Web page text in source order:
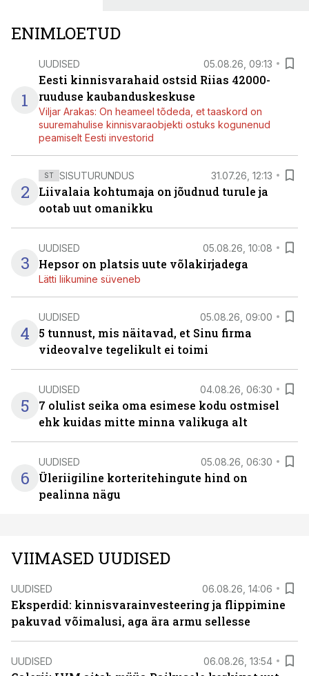
ENIMLOETUD
1
UUDISED 05.08.26, 09:13
Eesti kinnisvarahaid ostsid Riias 42000-
ruuduse kaubanduskeskuse
Viljar Arakas: On heameel tõdeda, et taaskord on
suuremahulise kinnisvaraobjekti ostuks kogunenud
peamiselt Eesti investorid
2
ST SISUTURUNDUS 31.07.26, 12:13
Liivalaia kohtumaja on jõudnud turule ja
ootab uut omanikku
3
UUDISED 05.08.26, 10:08
Hepsor on platsis uute võlakirjadega
Lätti liikumine süveneb
4
UUDISED 05.08.26, 09:00
5 tunnust, mis näitavad, et Sinu firma
videovalve tegelikult ei toimi
5
UUDISED 04.08.26, 06:30
7 olulist seika oma esimese kodu ostmisel
ehk kuidas mitte minna valikuga alt
6
UUDISED 05.08.26, 06:30
Üleriigiline korteritehingute hind on
pealinna nägu
VIIMASED UUDISED
UUDISED 06.08.26, 14:06
Eksperdid: kinnisvarainvesteering ja flippimine
pakuvad võimalusi, aga ära armu sellesse
UUDISED 06.08.26, 13:54